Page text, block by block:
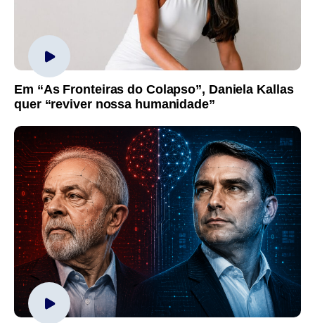
Em “As Fronteiras do Colapso”, Daniela Kallas
quer “reviver nossa humanidade”